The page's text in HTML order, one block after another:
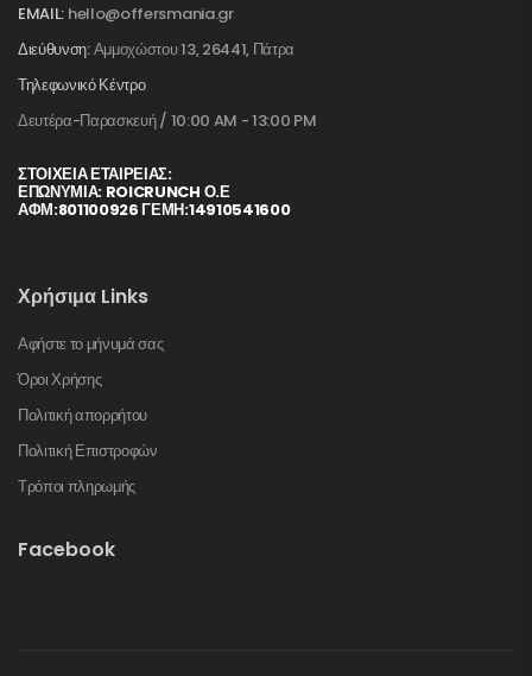
EMAIL: hello@offersmania.gr
Διεύθυνση:Αμμοχώστου 13, 26441, Πάτρα
Τηλεφωνικό Κέντρο
Δευτέρα-Παρασκευή / 10:00 AM - 13:00 PM
ΣΤΟΙΧΕΊΑ ΕΤΑΙΡΕΊΑΣ:
ΕΠΩΝΥΜΙΑ: ROICRUNCH Ο.Ε
ΑΦΜ:801100926 ΓΕΜΗ:14910541600
Χρήσιμα Links
Αφήστε το μήνυμά σας
Όροι Χρήσης
Πολιτική απορρήτου
Πολιτική Επιστροφών
Τρόποι πληρωμής
Facebook